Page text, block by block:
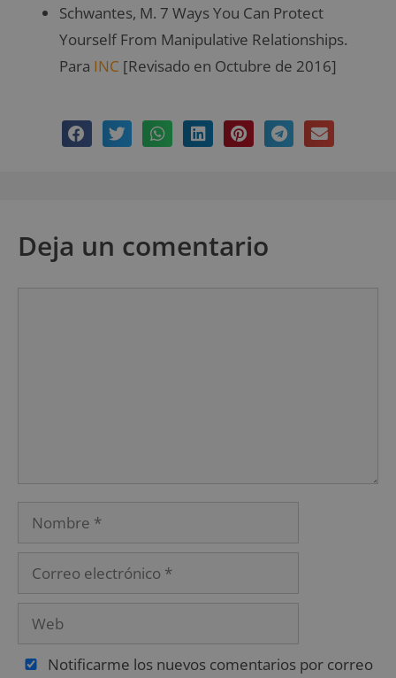
Schwantes, M. 7 Ways You Can Protect
Yourself From Manipulative Relationships.
Para INC [Revisado en Octubre de 2016]
Deja un comentario
Notificarme los nuevos comentarios por correo